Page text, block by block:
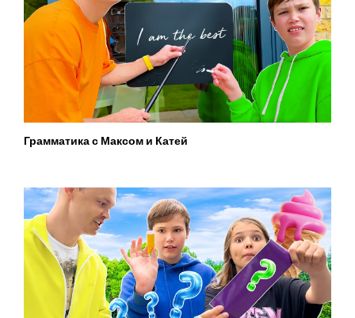
Грамматика с Максом и Катей